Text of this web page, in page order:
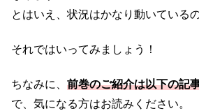
とはいえ、状況はかなり動いている
それではいってみましょう！
ちなみに、 前巻のご紹介は以下の記
で、気になる方はお読みください。